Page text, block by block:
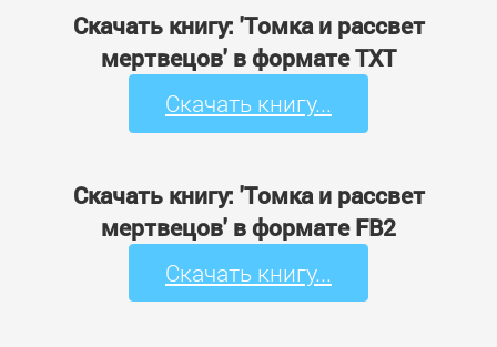
Скачать книгу: 'Томка и рассвет
мертвецов' в формате TXT
Скачать книгу...
Скачать книгу: 'Томка и рассвет
мертвецов' в формате FB2
Скачать книгу...